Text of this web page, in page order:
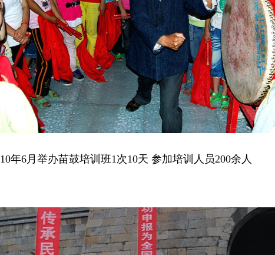
10年6月举办苗鼓培训班1次10天 参加培训人员200余人